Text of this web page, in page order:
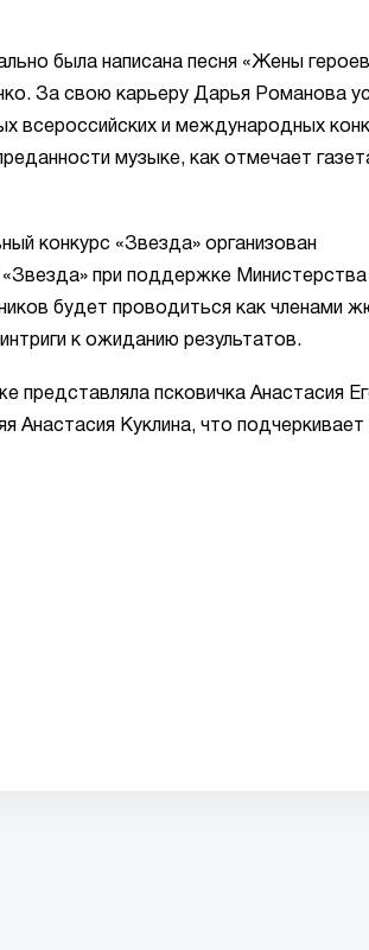
была написана песня «Жены
За свою карьеру Дарья Романова
всероссийских и международных
музыке, как отмечает
конкурс «Звезда» организован
при поддержке
будет проводиться как членами
к ожиданию результатов.
представляла псковичка Анастасия
Анастасия Куклина, что подчеркивает